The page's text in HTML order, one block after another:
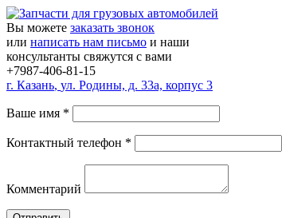
Вы можете заказать звонок
или написать нам письмо и наши
консультанты свяжутся с вами
+7987-406-81-15
г. Казань, ул. Родины, д. 33а, корпус 3
Ваше имя *
Контактный телефон *
Комментарий